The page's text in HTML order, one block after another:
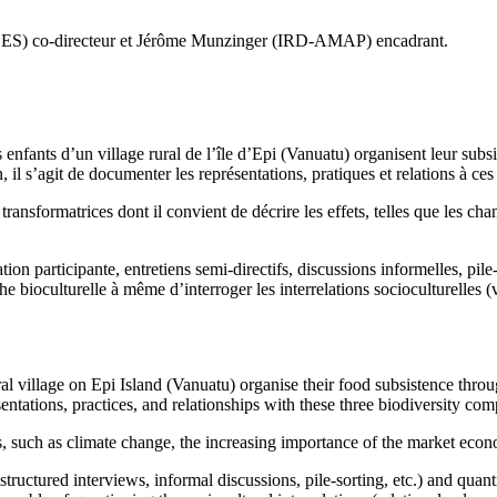
co-directeur et Jérôme Munzinger (IRD-AMAP) encadrant.
d’un village rural de l’île d’Epi (Vanuatu) organisent leur
s’agit de documenter les représentations, pratiques et relations à
dont il convient de décrire les effets, telles que les
participante, entretiens semi-directifs, discussions informelles,
bioculturelle à même d’interroger les interrelations socioculturelles
village on Epi Island (Vanuatu) organise their food subsistence
practices, and relationships with these three biodiversity
such as climate change, the increasing importance of the market
interviews, informal discussions, pile-sorting, etc.) and